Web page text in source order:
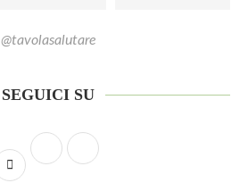
@tavolasalutare
SEGUICI SU